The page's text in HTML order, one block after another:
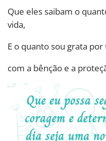
Que eles saibam o
vida,
E o quanto sou grata
com a bênção e a